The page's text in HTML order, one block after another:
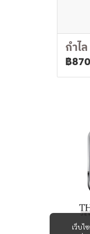
กำไล
฿870
เว็บไ